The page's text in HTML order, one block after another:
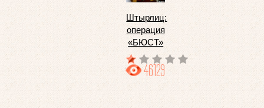
Штырлиц:
операция
«БЮСТ»
46129